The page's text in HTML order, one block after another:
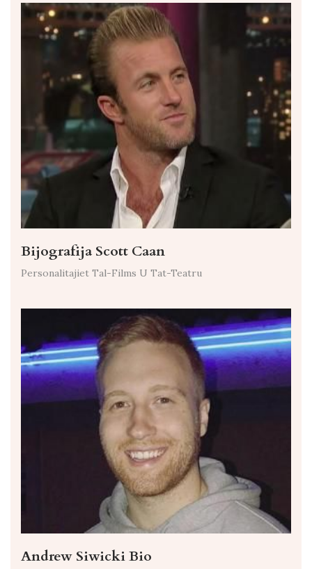
Bijografija Scott Caan
Personalitajiet Tal-Films U Tat-Teatru
Andrew Siwicki Bio